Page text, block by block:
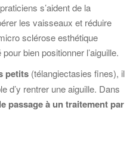
s’aident de la
les vaisseaux et réduire
sclérose esthétique
bien positionner l’aiguille.
petits (télangiectasies fines), il
d’y rentrer une aiguille. Dans
passage à un traitement par